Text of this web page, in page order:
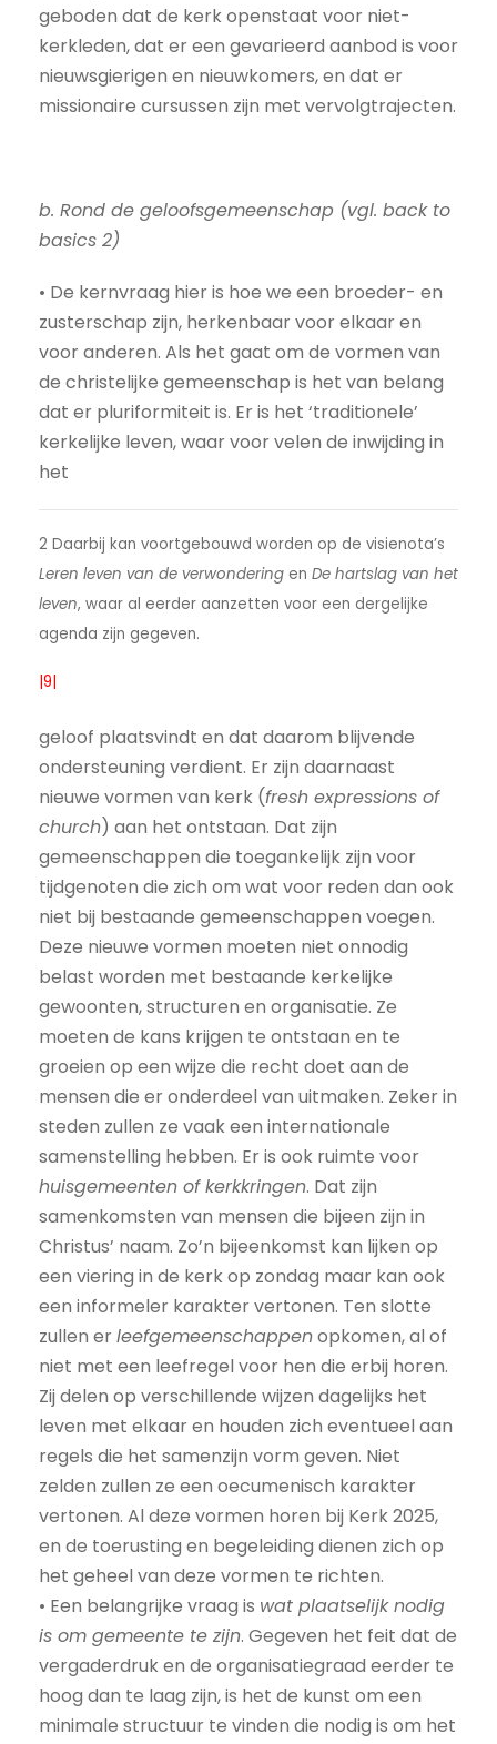
geboden dat de kerk openstaat voor niet-
kerkleden, dat er een gevarieerd aanbod is voor
nieuwsgierigen en nieuwkomers, en dat er
missionaire cursussen zijn met vervolgtrajecten.
b. Rond de geloofsgemeenschap (vgl. back to
basics 2)
• De kernvraag hier is hoe we een broeder- en
zusterschap zijn, herkenbaar voor elkaar en
voor anderen. Als het gaat om de vormen van
de christelijke gemeenschap is het van belang
dat er pluriformiteit is. Er is het ‘traditionele’
kerkelijke leven, waar voor velen de inwijding in
het
2 Daarbij kan voortgebouwd worden op de visienota’s
Leren leven van de verwondering en De hartslag van het
leven, waar al eerder aanzetten voor een dergelijke
agenda zijn gegeven.
|9|
geloof plaatsvindt en dat daarom blijvende
ondersteuning verdient. Er zijn daarnaast
nieuwe vormen van kerk (fresh expressions of
church) aan het ontstaan. Dat zijn
gemeenschappen die toegankelijk zijn voor
tijdgenoten die zich om wat voor reden dan ook
niet bij bestaande gemeenschappen voegen.
Deze nieuwe vormen moeten niet onnodig
belast worden met bestaande kerkelijke
gewoonten, structuren en organisatie. Ze
moeten de kans krijgen te ontstaan en te
groeien op een wijze die recht doet aan de
mensen die er onderdeel van uitmaken. Zeker in
steden zullen ze vaak een internationale
samenstelling hebben. Er is ook ruimte voor
huisgemeenten of kerkkringen. Dat zijn
samenkomsten van mensen die bijeen zijn in
Christus’ naam. Zo’n bijeenkomst kan lijken op
een viering in de kerk op zondag maar kan ook
een informeler karakter vertonen. Ten slotte
zullen erleefgemeenschappenopkomen, al of
niet met een leefregel voor hen die erbij horen.
Zij delen op verschillende wijzen dagelijks het
leven met elkaar en houden zich eventueel aan
regels die het samenzijn vorm geven. Niet
zelden zullen ze een oecumenisch karakter
vertonen. Al deze vormen horen bij Kerk 2025,
en de toerusting en begeleiding dienen zich op
het geheel van deze vormen te richten.
• Een belangrijke vraag is wat plaatselijk nodig
is om gemeente te zijn. Gegeven het feit dat de
vergaderdruk en de organisatiegraad eerder te
hoog dan te laag zijn, is het de kunst om een
minimale structuur te vinden die nodig is om het